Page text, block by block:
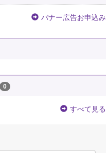
バナー広告お申込み
0
すべて見る